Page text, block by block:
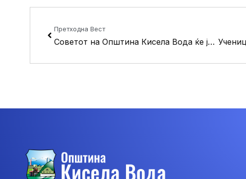
Претходна Вест
Советот на Општина Кисела Вода ќе ја одржи 8-та пленарна седница